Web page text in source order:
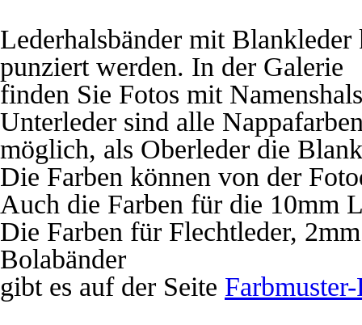
Lederhalsbänder mit
punziert werden. In der Galerie
finden Sie Fotos mit
Unterleder sind alle
möglich, als Oberleder die
Die Farben können von der
Auch die Farben für die 10mm
Die Farben für Flechtleder,
Bolabänder
gibt es auf der Seite